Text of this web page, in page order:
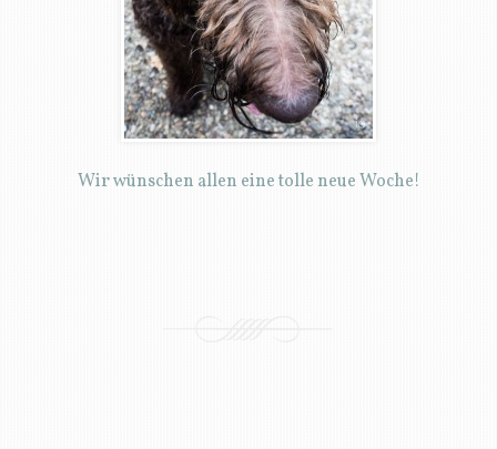
Wir wünschen allen eine tolle neue Woche!